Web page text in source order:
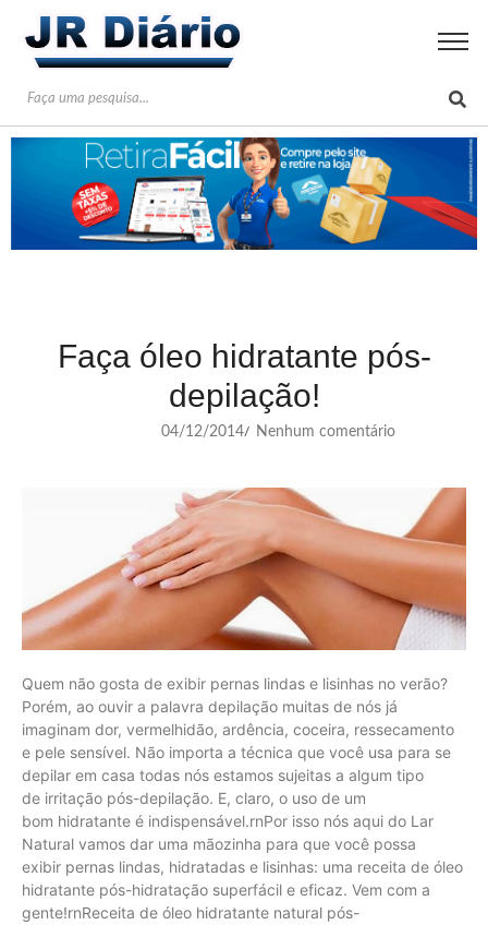
Faça óleo hidratante pós-
depilação!
04/12/2014/ Nenhum comentário
Quem não gosta de exibir pernas lindas e lisinhas no verão?
Porém, ao ouvir a palavra depilação muitas de nós já
imaginam dor, vermelhidão, ardência, coceira, ressecamento
e pele sensível. Não importa a técnica que você usa para se
depilar em casa todas nós estamos sujeitas a algum tipo
de irritação pós-depilação. E, claro, o uso de um
bom hidratante é indispensável.rnPor isso nós aqui do Lar
Natural vamos dar uma mãozinha para que você possa
exibir pernas lindas, hidratadas e lisinhas: uma receita de óleo
hidratante pós-hidratação superfácil e eficaz. Vem com a
gente!rnReceita de óleo hidratante natural pós-